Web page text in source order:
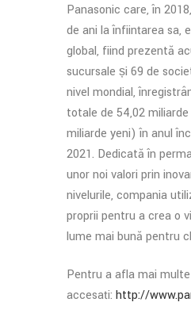
Panasonic care, în
de ani la înființarea sa,
global, fiind prezentă
sucursale și 69 de
nivel mondial,
totale de 54,02 miliarde
miliarde yeni) în anul
2021. Dedicată în
unor noi valori prin
nivelurile, compania
proprii pentru a crea o
lume mai bună pentru
Pentru a afla mai
accesați: http://